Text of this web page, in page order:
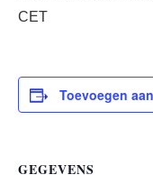
CET
Toevoegen
GEGEVENS